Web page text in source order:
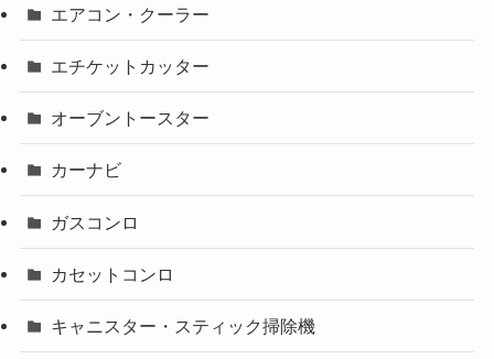
エアコン・クーラー
エチケットカッター
オーブントースター
カーナビ
ガスコンロ
カセットコンロ
キャニスター・スティック掃除機